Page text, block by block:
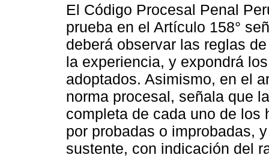
El Código Procesal Penal
prueba en el Artículo 158°
deberá observar las reglas
la experiencia, y expondrá
adoptados. Asimismo, en el
norma procesal, señala que
completa de cada uno de los
por probadas o improbadas,
sustente, con indicación del